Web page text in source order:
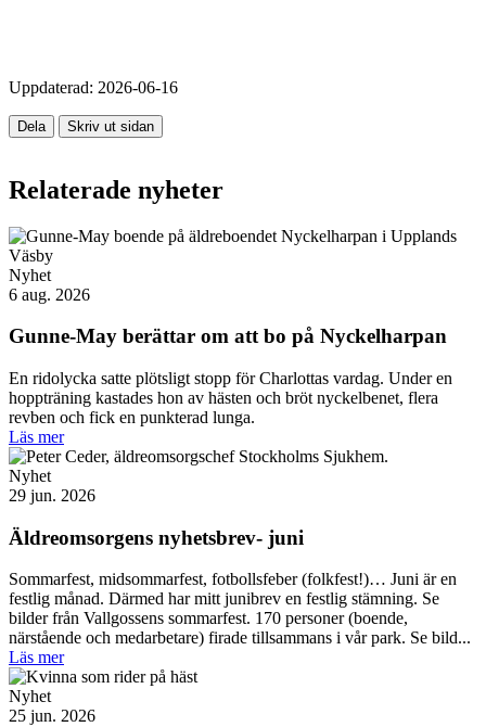
Uppdaterad: 2026-06-16
Dela Skriv ut sidan
Relaterade nyheter
Nyhet
6 aug. 2026
Gunne-May berättar om att bo på Nyckelharpan
En ridolycka satte plötsligt stopp för Charlottas vardag. Under en
hoppträning kastades hon av hästen och bröt nyckelbenet, flera
revben och fick en punkterad lunga.
Läs mer
Nyhet
29 jun. 2026
Äldreomsorgens nyhetsbrev- juni
Sommarfest, midsommarfest, fotbollsfeber (folkfest!)… Juni är en
festlig månad. Därmed har mitt junibrev en festlig stämning. Se
bilder från Vallgossens sommarfest. 170 personer (boende,
närstående och medarbetare) firade tillsammans i vår park. Se bild...
Läs mer
Nyhet
25 jun. 2026